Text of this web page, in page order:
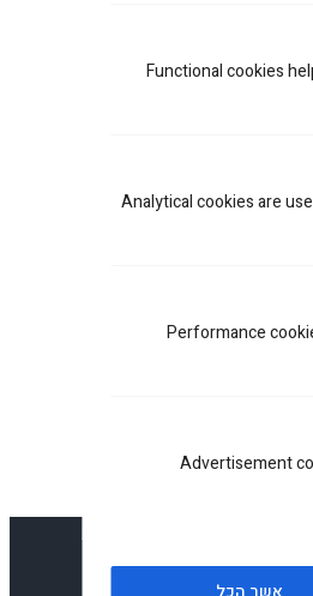
Functional cookies
Analytical cookies are
Performance
Advertisement